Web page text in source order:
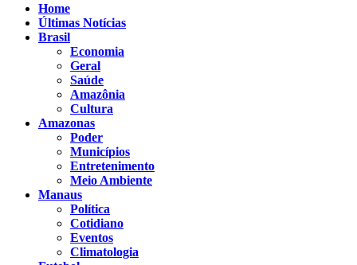
Home
Últimas Notícias
Brasil
Economia
Geral
Saúde
Amazônia
Cultura
Amazonas
Poder
Municípios
Entretenimento
Meio Ambiente
Manaus
Política
Cotidiano
Eventos
Climatologia